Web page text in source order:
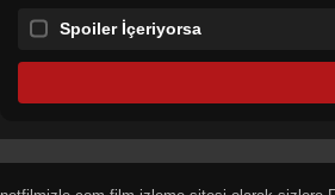
Spoiler İçeriyorsa